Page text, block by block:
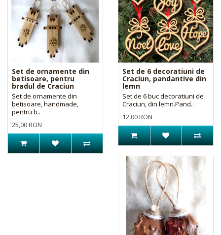
Set de ornamente din
betisoare, pentru
bradul de Craciun
Set de ornamente din
betisoare, handmade,
pentru b..
25,00 RON
Set de 6 decoratiuni de
Craciun, pandantive din
lemn
Set de 6 buc decoratiuni de
Craciun, din lemn.Pand..
12,00 RON